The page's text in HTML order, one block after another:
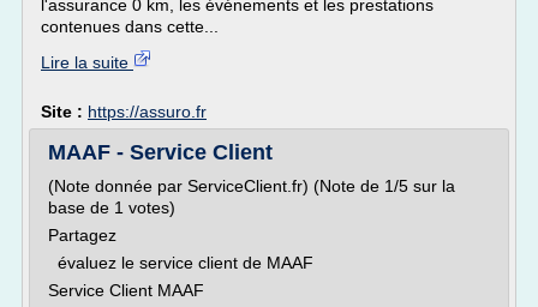
l'assurance 0 km, les événements et les prestations
contenues dans cette...
Lire la suite
Site : https://assuro.fr
MAAF - Service Client
(Note donnée par ServiceClient.fr) (Note de 1/5 sur la
base de 1 votes)
Partagez
évaluez le service client de MAAF
Service Client MAAF